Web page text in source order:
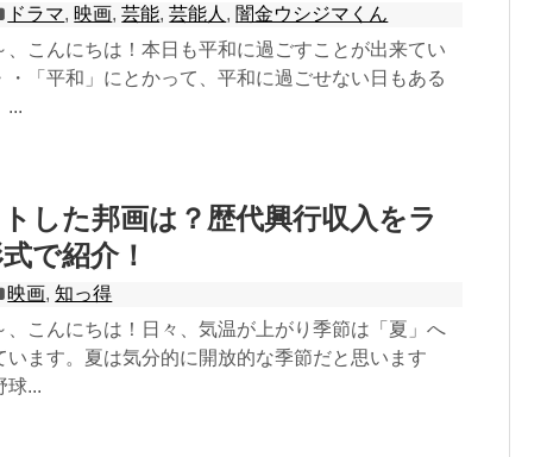
ドラマ, 映画,芸能,芸能人 , 闇金ウシジマくん
、こんにちは！本日も平和に過ごすことが出来てい
・「平和」にとかって、平和に過ごせない日もある
...
した邦画は？歴代興行収入をラ
で紹介！
映画,知っ得
、こんにちは！日々、気温が上がり季節は「夏」へ
います。夏は気分的に開放的な季節だと思います
球...